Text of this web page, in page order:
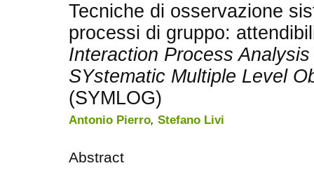
Tecniche di osservazione
processi di gruppo:
Interaction Process Analysis
SYstematic Multiple Level
(SYMLOG)
Antonio Pierro, Stefano Livi
Abstract